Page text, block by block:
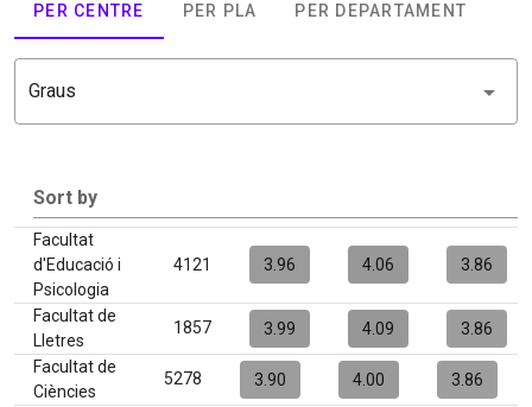
PER CENTRE PER PLA PER DEPARTAMENT
Graus
Sort by
Facultat
d'Educació i
Psicologia
4121 3.96 4.06 3.86
Facultat de
Lletres
1857 3.99 4.09
3.86
Facultat de
Ciències
5278 3.90 4.00
3.86